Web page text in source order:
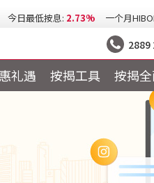
今日最低按息: 2.73% 一个月
今日最低H按:
2889
礼遇 按揭工具 按揭